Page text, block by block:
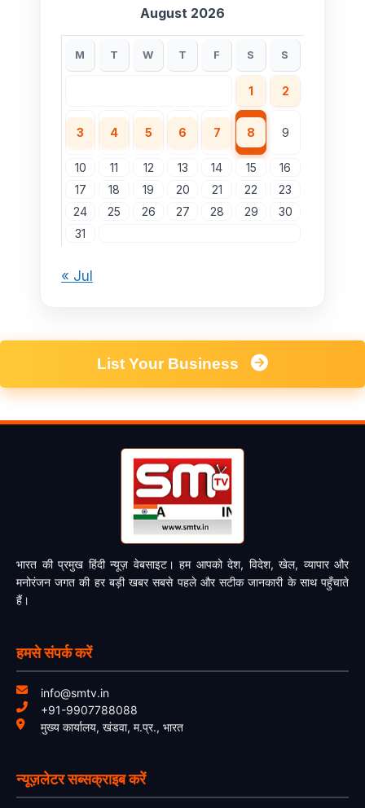
August 2026
M T W T F S S
1 2
3 4 5 6 7 8 9
10 11 12 13 14 15
16
17
18 19 20 21 22
23
24
25 26 27 28 29
30
31
« Jul
List Your Business
भारत की प्रमुख हिंदी न्यूज़ वेबसाइट। हम आपको देश, विदेश, खेल, व्यापार और
मनोरंजन जगत की हर बड़ी खबर सबसे पहले और सटीक जानकारी के साथ पहुँचाते
हैं।
हमसे संपर्क करें
info@smtv.in
+91-9907788088
मुख्य कार्यालय, खंडवा, म.प्र., भारत
न्यूज़लेटर सब्सक्राइब करें